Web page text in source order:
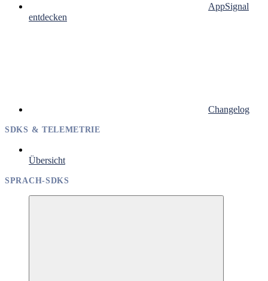
AppSignal
entdecken
Changelog
SDKS & TELEMETRIE
Übersicht
SPRACH-SDKS